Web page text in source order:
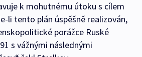
k mohutnému útoku s cílem
li tento plán úspěšně realizován,
porážce Ruské
s vážnými následnými